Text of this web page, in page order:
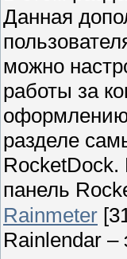
Данная
можно
работы за
оформлению
разделе
RocketDock.
панель
Rainmeter
Rainlendar